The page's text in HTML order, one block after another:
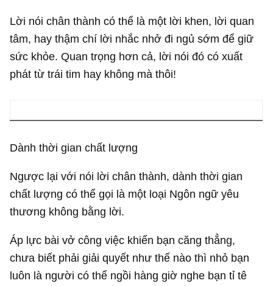
Lời nói chân thành có thể là một lời khen, lời quan
tâm, hay thậm chí lời nhắc nhở đi ngủ sớm để giữ
sức khỏe. Quan trọng hơn cả, lời nói đó có xuất
phát từ trái tim hay không mà thôi!
Dành thời gian chất lượng
Ngược lại với nói lời chân thành, dành thời gian
chất lượng có thể gọi là một loại Ngôn ngữ yêu
thương không bằng lời.
Áp lực bài vở công việc khiến bạn căng thẳng,
chưa biết phải giải quyết như thế nào thì nhỏ bạn
luôn là người có thể ngồi hàng giờ nghe bạn tỉ tê